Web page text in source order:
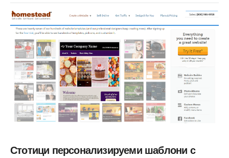
Стотици персонализируеми шаблони с